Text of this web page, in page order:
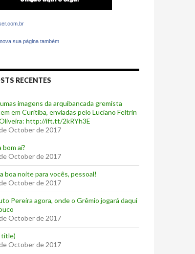
sua página também
RECENTES
imagens da arquibancada gremista
em Curitiba, enviadas pelo Luciano Feltrin
http://ift.tt/2kRYh3E
October de 2017
bom aí?‬
October de 2017
boa noite para vocês, pessoal!
October de 2017
Pereira agora, onde o Grêmio jogará daqui
October de 2017
title)
October de 2017